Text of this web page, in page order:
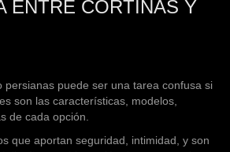
ENTRE CORTINAS Y
persianas puede ser una tarea confusa si
son las características, modelos,
de cada opción.
que aportan seguridad, intimidad, y son